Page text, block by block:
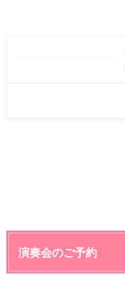
演奏会のご予約